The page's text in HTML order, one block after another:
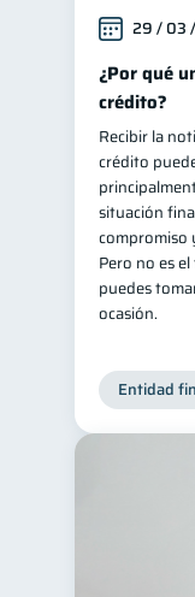
29 / 03
¿Por qué
crédito?
Recibir la
crédito
situación
compromiso
Pero no es
puedes
ocasión.
Entidad